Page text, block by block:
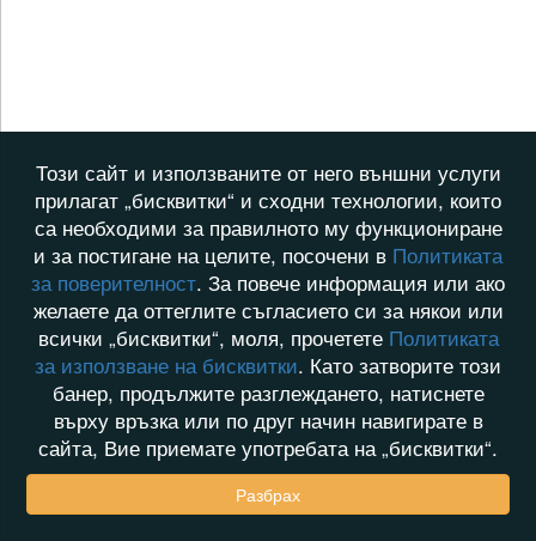
Този сайт и използваните от него външни услуги
прилагат „бисквитки“ и сходни технологии, които
са необходими за правилното му функциониране
и за постигане на целите, посочени в Политиката
за поверителност. За повече информация или ако
желаете да оттеглите съгласието си за някои или
всички „бисквитки“, моля, прочетете Политиката
за използване на бисквитки. Като затворите този
банер, продължите разглеждането, натиснете
върху връзка или по друг начин навигирате в
сайта, Вие приемате употребата на „бисквитки“.
Разбрах